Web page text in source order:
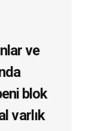
ve
blok
varlık